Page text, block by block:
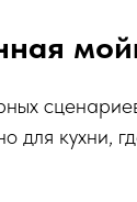
для кухни,